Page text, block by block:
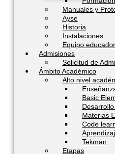
Manuales y
Ayse
Historia
Instalaciones
Equipo educador
Admisiones
Solicitud de
Ámbito Académico
Alto nivel
Basic
Materias
Code
Tekman
Etapas